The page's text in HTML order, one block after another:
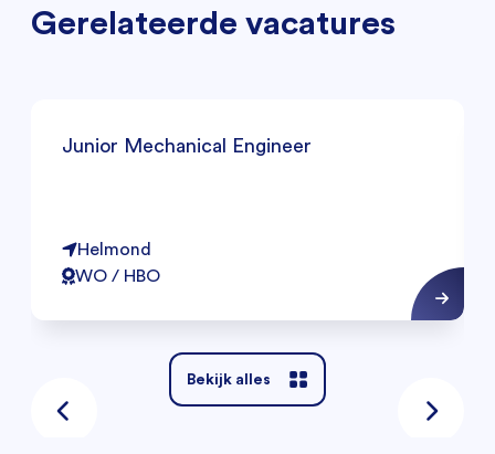
Gerelateerde vacatures
Junior Mechanical Engineer
Helmond
WO / HBO
Bekijk alles